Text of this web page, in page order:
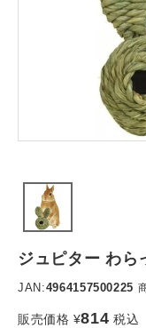
ジュピター わら
JAN:4964157500225
販売価格 ¥814 税込